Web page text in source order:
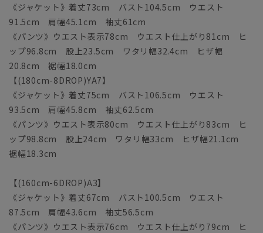
《ジャケット》着丈73cm バスト104.5cm ウエスト
91.5cm 肩幅45.1cm 袖丈61cm
《パンツ》ウエスト表示78cm ウエスト仕上がり81cm ヒ
ップ96.8cm 股上23.5cm ワタリ幅32.4cm ヒザ幅
20.8cm 裾幅18.0cm
【(180cm-8DROP)YA7】
《ジャケット》着丈75cm バスト106.5cm ウエスト
93.5cm 肩幅45.8cm 袖丈62.5cm
《パンツ》ウエスト表示80cm ウエスト仕上がり83cm ヒ
ップ98.8cm 股上24cm ワタリ幅33cm ヒザ幅21.1cm
裾幅18.3cm
【(160cm-6DROP)A3】
《ジャケット》着丈67cm バスト100.5cm ウエスト
87.5cm 肩幅43.6cm 袖丈56.5cm
《パンツ》ウエスト表示76cm ウエスト仕上がり79cm ヒ